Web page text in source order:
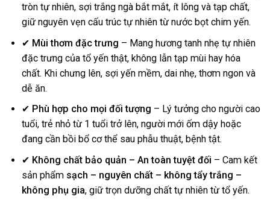
tròn tự nhiên, sợi trắng ngà bắt mắt, ít lông và tạp chất,
giữ nguyên vẹn cấu trúc tự nhiên từ nước bọt chim yến.
✔ Mùi thơm đặc trưng – Mang hương tanh nhẹ tự nhiên
đặc trưng của tổ yến thật, không lẫn tạp mùi hay hóa
chất. Khi chưng lên, sợi yến mềm, dai nhẹ, thơm ngon và
dễ ăn.
✔ Phù hợp cho mọi đối tượng – Lý tưởng cho người cao
tuổi, trẻ nhỏ từ 1 tuổi trở lên, người mới ốm dậy hoặc
đang cần bồi bổ cơ thể sau phẫu thuật, bệnh tật.
✔ Không chất bảo quản – An toàn tuyệt đối – Cam kết
sản phẩm sạch – nguyên chất – không tẩy trắng –
không phụ gia, giữ trọn dưỡng chất tự nhiên từ tổ yến.